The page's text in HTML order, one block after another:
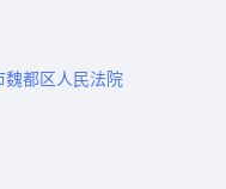
魏都区人民法院